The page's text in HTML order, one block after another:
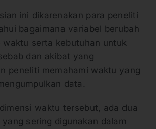
ini dikarenakan para peneliti
bagaimana variabel berubah
waktu serta kebutuhan untuk
dan akibat yang
peneliti memahami waktu yang
data.
waktu tersebut, ada dua
sering digunakan dalam